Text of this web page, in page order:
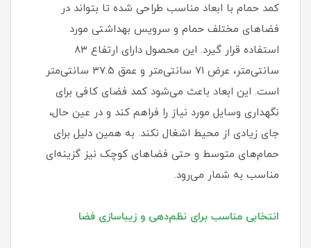
کمد حمام با ابعاد مناسب طراحی شده تا بتواند در
فضاهای مختلف حمام و سرویس بهداشتی مورد
استفاده قرار گیرد. این محصول دارای ارتفاع ۸۳
سانتی‌متر، عرض ۷۱ سانتی‌متر و عمق ۳۷.۵ سانتی‌متر
است. این ابعاد باعث می‌شود کمد فضای کافی برای
نگهداری وسایل مورد نیاز را فراهم کند و در عین حال،
جای زیادی از محیط اشغال نکند. به همین دلیل برای
حمام‌های متوسط و حتی فضاهای کوچک نیز گزینه‌ای
مناسب به شمار می‌رود.
انتخابی مناسب برای نظم‌دهی و زیباسازی فضا